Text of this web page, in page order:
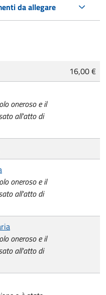
da allegare
16,00 €
oneroso e il
all'atto di
oneroso e il
all'atto di
oneroso e il
all'atto di